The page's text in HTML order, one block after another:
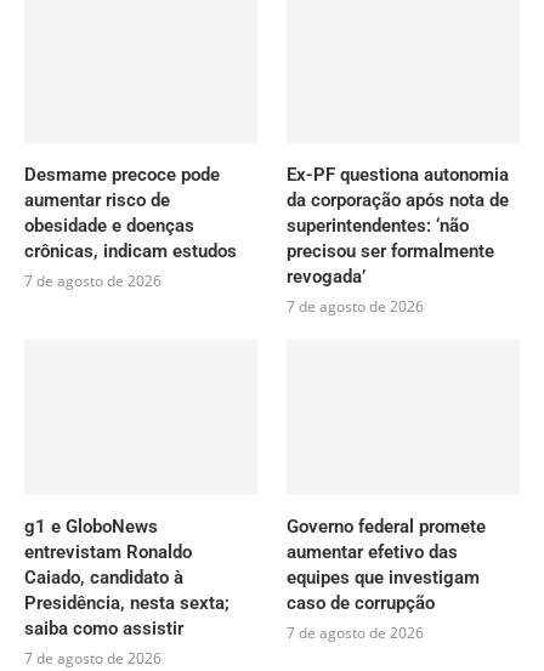
Desmame precoce pode
aumentar risco de
obesidade e doenças
crônicas, indicam estudos
7 de agosto de 2026
Ex-PF questiona autonomia
da corporação após nota de
superintendentes: ‘não
precisou ser formalmente
revogada’
7 de agosto de 2026
g1 e GloboNews
entrevistam Ronaldo
Caiado, candidato à
Presidência, nesta sexta;
saiba como assistir
7 de agosto de 2026
Governo federal promete
aumentar efetivo das
equipes que investigam
caso de corrupção
7 de agosto de 2026